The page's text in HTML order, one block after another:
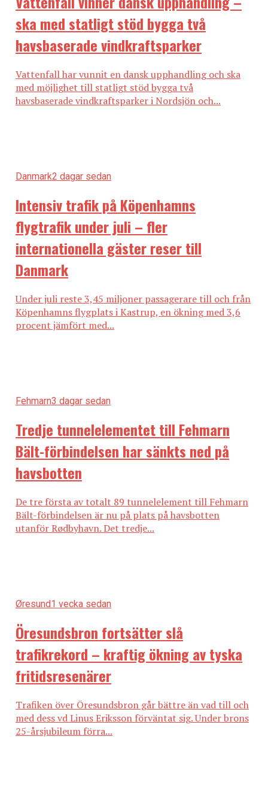
pressmeddelande från Sund & Bæltutgör satsningen
en del av danska Infrastrukturplan 2035 och ingår i
det transeuropeiska transportnätverket TEN-T och
har beviljats stöd från EU.
Sund & Bælt är det statligt ägda holdingbolag som via
dotterbolag äger och driver Stora Bält-förbindelsen
och den kommande Fehmarn Bælt-tunneln samt är
under 2025
Sjukfrånvaron i Danmark ökar – särskilt inom offentlig
sektor
ska med statligt stöd bygga två
havsbaserade vindkraftsparker
Vattenfall har vunnit en dansk upphandling och ska
med möjlighet till statligt stöd bygga två
havsbaserade vindkraftsparker i Nordsjön och...
Danmark2 dagar sedan
Intensiv trafik på Köpenhamns
flygtrafik under juli – fler
internationella gäster reser till
Danmark
Under juli reste 3,45 miljoner passagerare till och från
Köpenhamns flygplats i Kastrup, en ökning med 3,6
procent jämfört med...
Fehmarn3 dagar sedan
Tredje tunnelelementet till Fehmarn
Bält-förbindelsen har sänkts ned på
havsbotten
De tre första av totalt 89 tunnelelement till Fehmarn
Bält-förbindelsen är nu på plats på havsbotten
utanför Rødbyhavn. Det tredje...
Øresund1 vecka sedan
Öresundsbron fortsätter slå
trafikrekord – kraftig ökning av tyska
fritidsresenärer
Trafiken över Öresundsbron går bättre än vad till och
med dess vd Linus Eriksson förväntat sig. Under brons
25-årsjubileum förra...